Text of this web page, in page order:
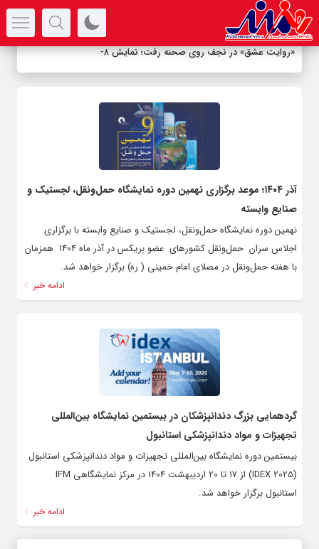
«روایت عشق» در نجف روی صحنه رفت؛ نمایش ۸ ق -
آذر ۱۴۰۴؛ موعد برگزاری نهمین دوره نمایشگاه حمل‌و‌نقل، لجستیک و
صنایع وابسته
نهمین دوره نمایشگاه حمل‌و‌نقل، لجستیک و صنایع وابسته با برگزاری
اجلاس سران حمل‌و‌نقل کشورهای عضو بریکس در آذر ماه 1404 همزمان
با هفته حمل‌و‌نقل در مصلای امام خمینی ( ره) برگزار خواهد شد.
ادامه خبر
گردهمایی بزرگ دندانپزشکان در بیستمین نمایشگاه بین‌المللی
تجهیزات و مواد دندانپزشکی استانبول
بیستمین دوره نمایشگاه بین‌المللی تجهیزات و مواد دندانپزشکی استانبول
(IDEX 2025) از 17 تا 20 اردیبهشت 1404 در مرکز نمایشگاهی IFM
استانبول برگزار خواهد شد.
ادامه خبر